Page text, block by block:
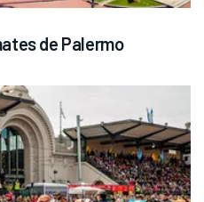
de Palermo